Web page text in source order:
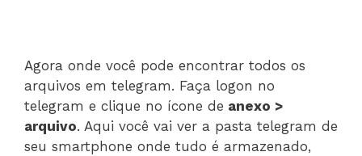
Agora onde você pode encontrar todos os
arquivos em telegram. Faça logon no
telegram e clique no ícone de anexo >
arquivo. Aqui você vai ver a pasta telegram de
seu smartphone onde tudo é armazenado,